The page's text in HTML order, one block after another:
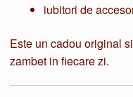
iubitori de
Este un cadou original
zambet in fiecare zi.